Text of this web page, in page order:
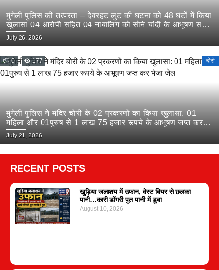
मुंगेली पुलिस की तत्परता – देवरहट लुट की घटना को 48 घंटों में किया
खुलासा 04 आरोपी सहित 04 नाबालिग को सोने चांदी के आभूषण सहित
किया गिरफ्तार
July 26, 2026
0 177 चोरी
मुंगेली पुलिस ने मंदिर चोरी के 02 प्रकरणों का किया खुलासा: 01
महिला और 01पुरुष से 1 लाख 75 हजार रूपये के आभूषण जप्त कर
भेजा जेल
July 21, 2026
RECENT POSTS
खुड़िया जलाशय में उफान, वेस्ट बियर से छलका
पानी…कारी डोंगरी पुल पानी में डूबा
August 10, 2026